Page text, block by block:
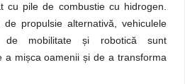
cu pile de combustie cu hidrogen.
de propulsie alternativă, vehiculele
de mobilitate și robotică sunt
a mișca oamenii și de a transforma